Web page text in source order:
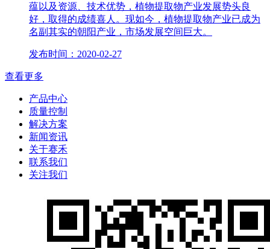
蕴以及资源、技术优势，植物提取物产业发展势头良
好，取得的成绩喜人。现如今，植物提取物产业已成为
名副其实的朝阳产业，市场发展空间巨大。
发布时间：2020-02-27
查看更多
产品中心
质量控制
解决方案
新闻资讯
关于赛禾
联系我们
关注我们